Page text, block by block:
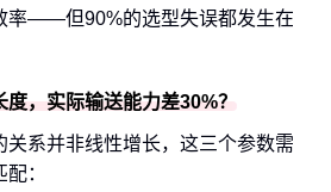
率——但90%的选型失误都发生在
，实际输送能力差30%？
关系并非线性增长，这三个参数需
：